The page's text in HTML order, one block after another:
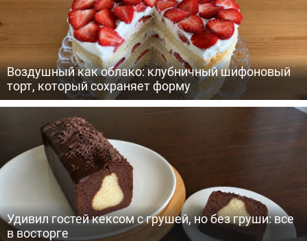
Воздушный как облако: клубничный шифоновый
торт, который сохраняет форму
Удивил гостей кексом с грушей, но без груши: все
в восторге